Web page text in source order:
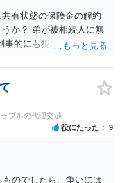
有状態の保険金の解約
か？ 弟が被相続人に無
事的にも犯罪となる可能
で詳しい事情を話して
ブルの代理交渉
役にたった 9
のでしたら、争いには